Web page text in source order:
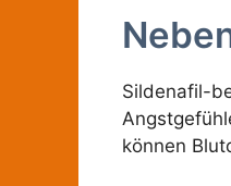
Sildenafil-
können